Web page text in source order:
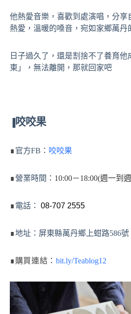
他熱愛音樂，喜歡到處演唱， 分享
熱愛，溫暖的嗓音，宛如家鄉萬丹
日子過久了，還是割捨不了養育他
東」，無法離開，那就回家吧
咬咬果
∎ 官方FB： 咬咬果
∎ 營業時間： 10:00－18:00(週一到
∎ 電話： 08-707 2555
∎地址：屏東縣萬丹鄉上蚶路586號
∎購買連結： bit.ly/Teablog12